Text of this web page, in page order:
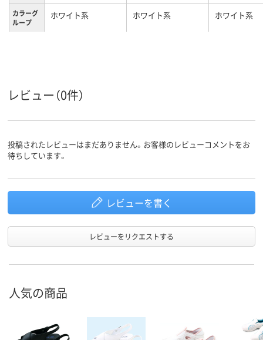
カラーグ
ループ
ホワイト系 ホワイト系 ホワイト系
レビュー（0件）
投稿されたレビューはまだありません。お客様のレビューコメントをお
待ちしています。
レビューを書く
レビューをリクエストする
人気の商品